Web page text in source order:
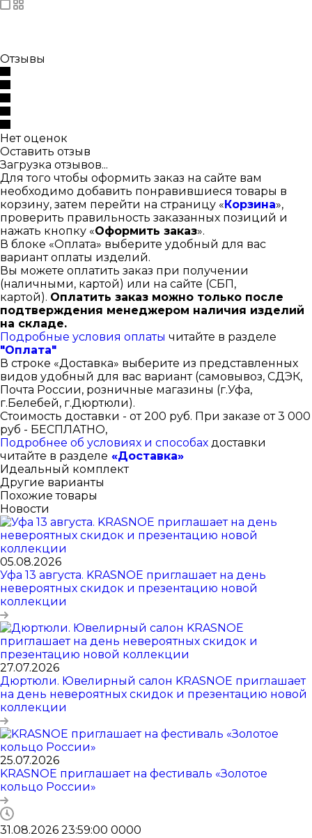
Отзывы
Нет оценок
Оставить отзыв
Загрузка отзывов...
Для того чтобы оформить заказ на сайте вам
необходимо добавить понравившиеся товары в
корзину, затем перейти на страницу «Корзина»,
проверить правильность заказанных позиций и
нажать кнопку «Оформить заказ».
В блоке «Оплата» выберите удобный для вас
вариант оплаты изделий.
Вы можете оплатить заказ при получении
(наличными, картой) или на сайте (СБП,
картой). Оплатить заказ можно только после
подтверждения менеджером наличия изделий
на складе.
Подробные условия оплаты читайте в разделе
"Оплата"
В строке «Доставка» выберите из представленных
видов удобный для вас вариант (самовывоз, СДЭК,
Почта России, розничные магазины (г.Уфа,
г.Белебей, г.Дюртюли).
Стоимость доставки - от 200 руб. При заказе от 3 000
руб - БЕСПЛАТНО,
Подробнее об условиях и способах доставки
читайте в разделе «Доставка»
Идеальный комплект
Другие варианты
Похожие товары
Новости
05.08.2026
Уфа 13 августа. KRASNOE приглашает на день
невероятных скидок и презентацию новой
коллекции
27.07.2026
Дюртюли. Ювелирный салон KRASNOE приглашает
на день невероятных скидок и презентацию новой
коллекции
25.07.2026
KRASNOE приглашает на фестиваль «Золотое
кольцо России»
31.08.2026 23:59:00 0000